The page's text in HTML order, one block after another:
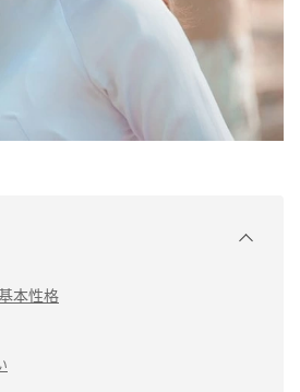
本性格